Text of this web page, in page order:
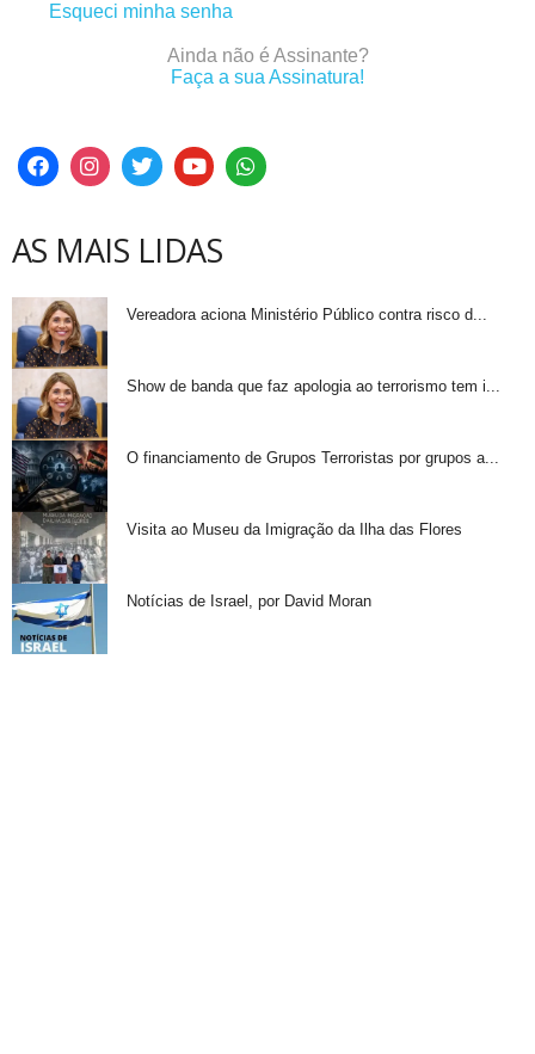
Esqueci minha senha
Ainda não é Assinante?
Faça a sua Assinatura!
AS MAIS LIDAS
Vereadora aciona Ministério Público contra risco d...
Show de banda que faz apologia ao terrorismo tem i...
O financiamento de Grupos Terroristas por grupos a...
Visita ao Museu da Imigração da Ilha das Flores
Notícias de Israel, por David Moran